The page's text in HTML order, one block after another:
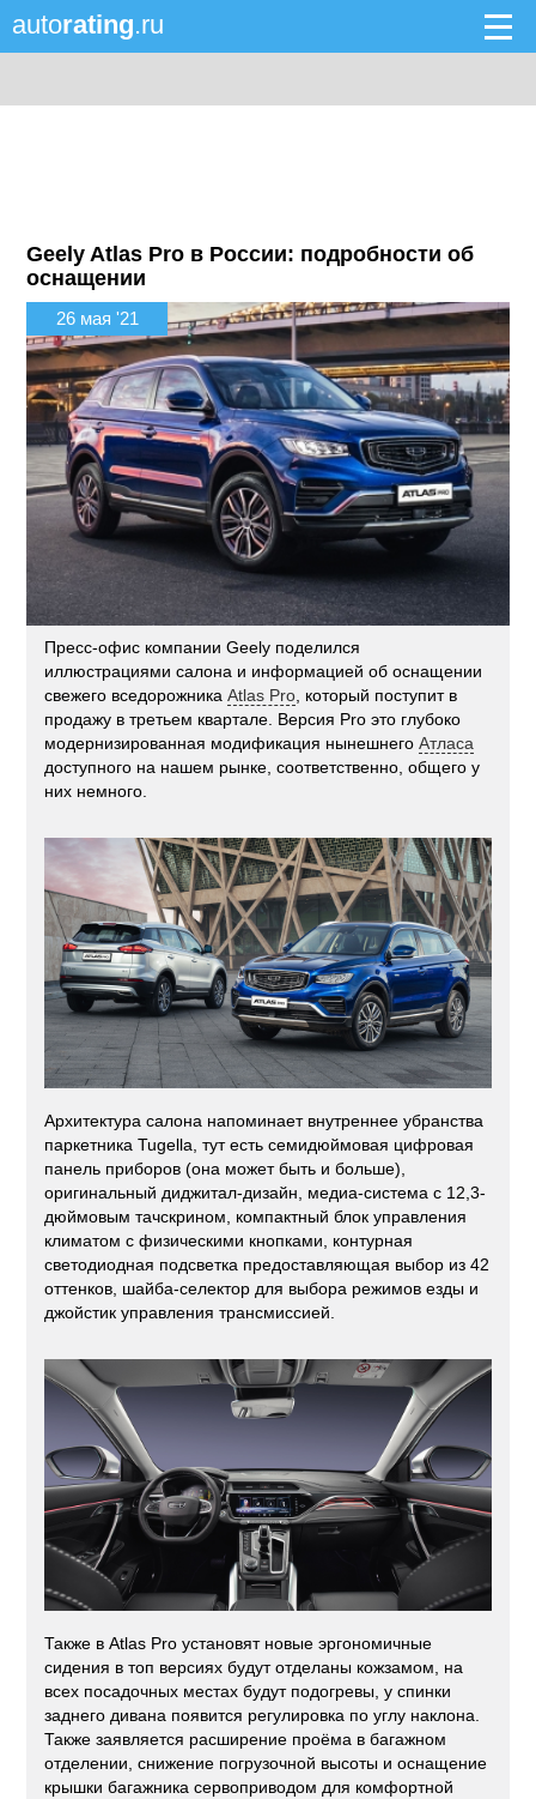
autorating.ru
Geely Atlas Pro в России: подробности об
оснащении
26 мая '21
Пресс-офис компании Geely поделился
иллюстрациями салона и информацией об оснащении
свежего вседорожникаAtlas Pro , который поступит в
продажу в третьем квартале. Версия Pro это глубоко
модернизированная модификация нынешнегоАтласа
доступного на нашем рынке, соответственно, общего у
них немного.
Архитектура салона напоминает внутреннее убранства
паркетника Tugella, тут есть семидюймовая цифровая
панель приборов (она может быть и больше),
оригинальный диджитал-дизайн, медиа-система с 12,3-
дюймовым тачскрином, компактный блок управления
климатом с физическими кнопками, контурная
светодиодная подсветка предоставляющая выбор из 42
оттенков, шайба-селектор для выбора режимов езды и
джойстик управления трансмиссией.
Также в Atlas Pro установят новые эргономичные
сидения в топ версиях будут отделаны кожзамом, на
всех посадочных местах будут подогревы, у спинки
заднего дивана появится регулировка по углу наклона.
Также заявляется расширение проёма в багажном
отделении, снижение погрузочной высоты и оснащение
крышки багажника сервоприводом для комфортной